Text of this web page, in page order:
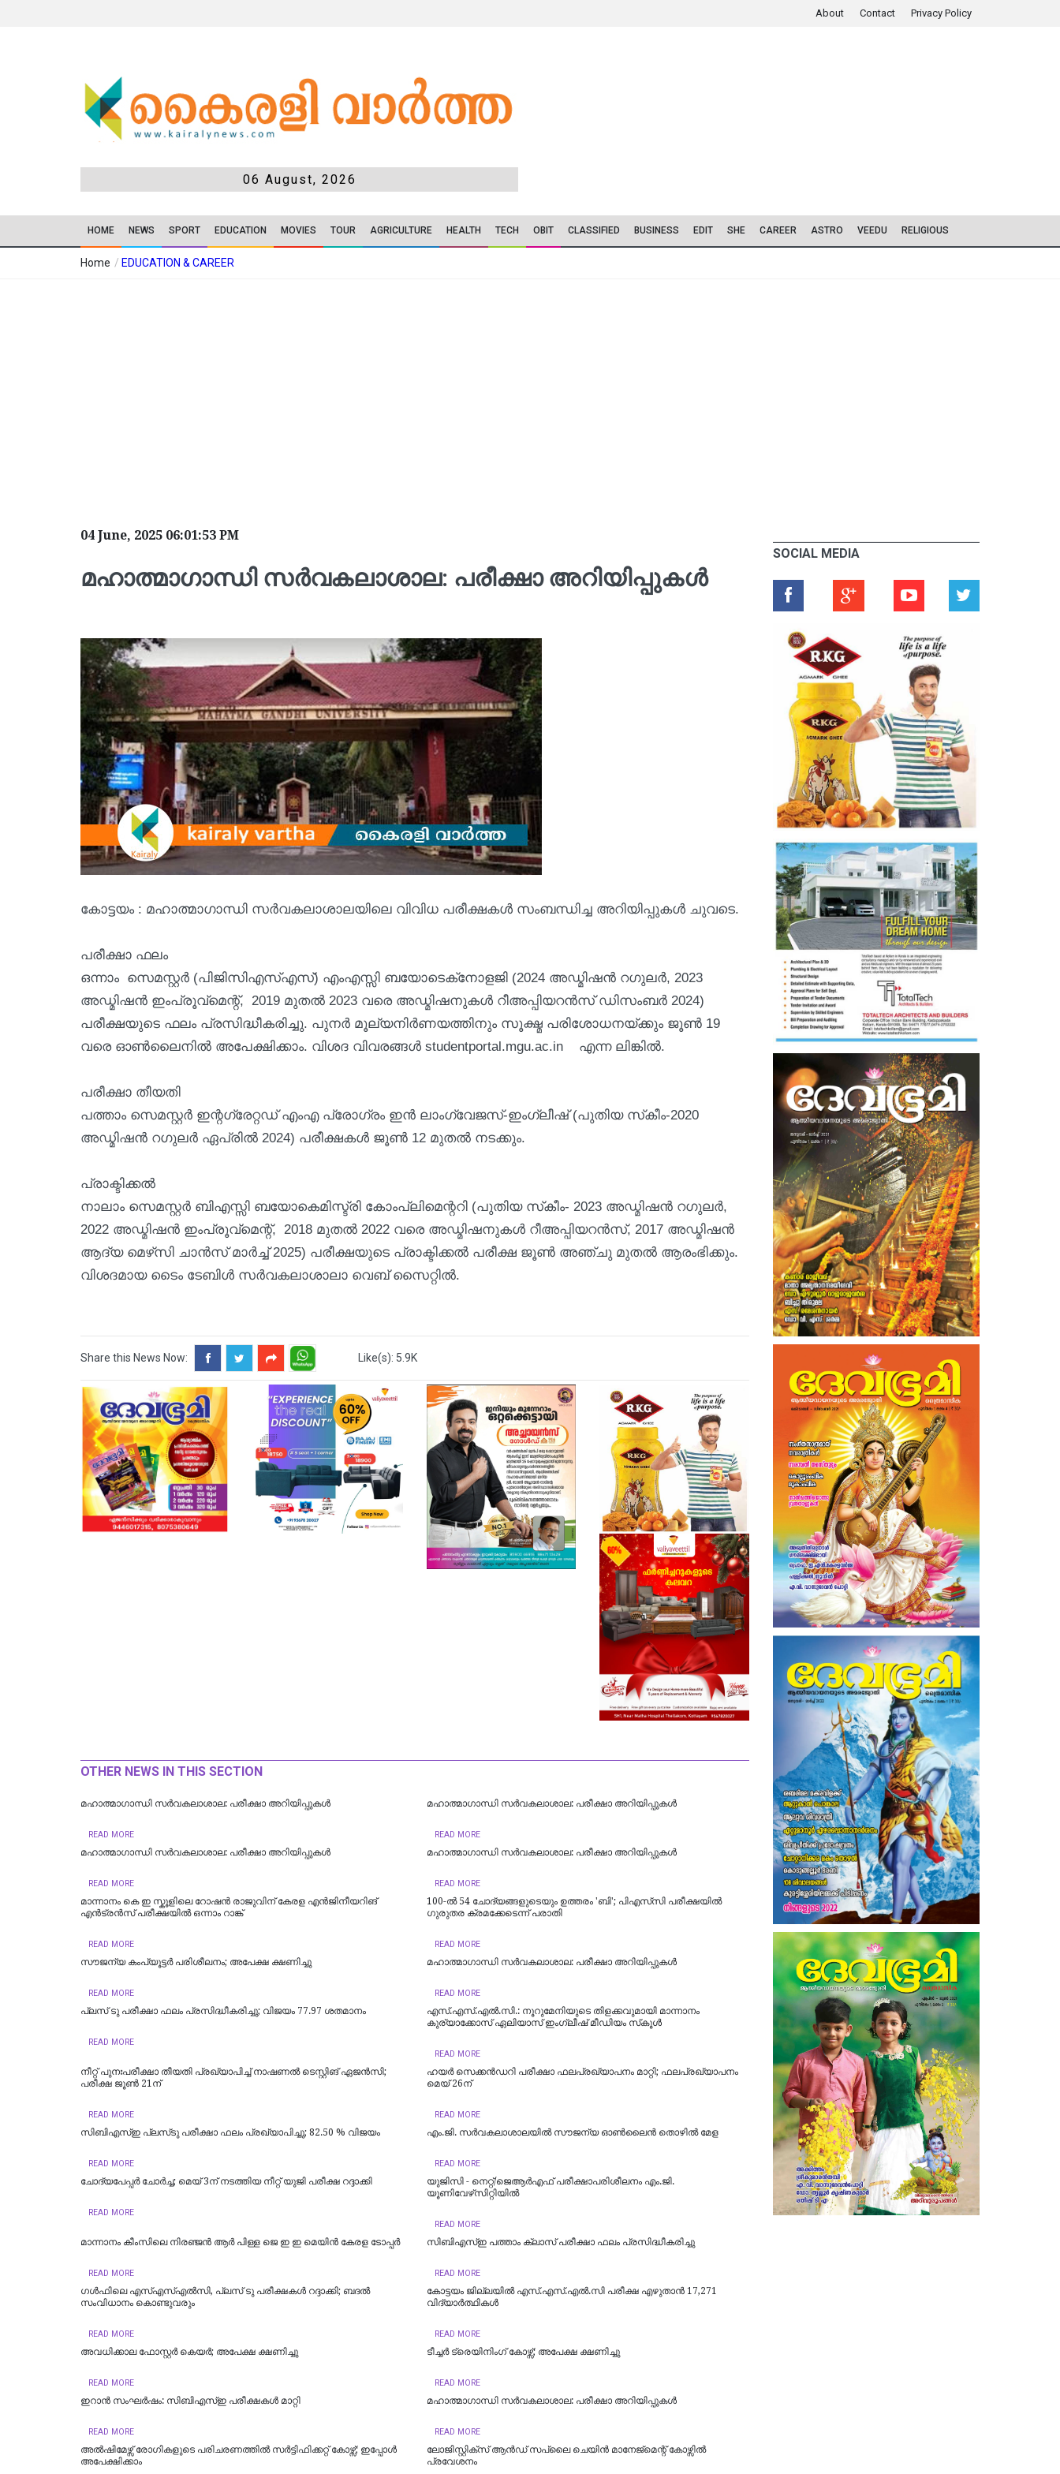
About Contact Privacy Policy
06 August, 2026
HOME NEWS SPORT EDUCATION MOVIES TOUR AGRICULTURE HEALTH TECH OBIT CLASSIFIED BUSINESS EDIT SHE CAREER ASTRO VEEDU RELIGIOUS
Home / EDUCATION & CAREER
04 June, 2025 06:01:53 PM
മഹാത്മാഗാന്ധി സർവകലാശാല: പരീക്ഷാ അറിയിപ്പുകൾ
കോട്ടയം : മഹാത്മാഗാന്ധി സർവകലാശാലയിലെ വിവിധ പരീക്ഷകൾ സംബന്ധിച്ച അറിയിപ്പുകൾ ചുവടെ.
പരീക്ഷാ ഫലം
ഒന്നാം സെമസ്റ്റര്‍ (പിജിസിഎസ്എസ്) എംഎസ്സി ബയോടെക്‌നോളജി (2024 അഡ്മിഷന്‍ റഗുലര്‍, 2023
അഡ്മിഷന്‍ ഇംപ്രൂവ്‌മെന്റ്, 2019 മുതല്‍ 2023 വരെ അഡ്മിഷനുകള്‍ റീഅപ്പിയറന്‍സ് ഡിസംബര്‍ 2024)
പരീക്ഷയുടെ ഫലം പ്രസിദ്ധീകരിച്ചു. പുനര്‍ മൂല്യനിര്‍ണയത്തിനും സൂക്ഷ്മ പരിശോധനയ്ക്കും ജൂണ്‍ 19
വരെ ഓണ്‍ലൈനില്‍ അപേക്ഷിക്കാം. വിശദ വിവരങ്ങള്‍ studentportal.mgu.ac.in എന്ന ലിങ്കില്‍.
പരീക്ഷാ തീയതി
പത്താം സെമസ്റ്റര്‍ ഇന്റഗ്രേറ്റഡ് എംഎ പ്രോഗ്രം ഇന്‍ ലാംഗ്വേജസ്-ഇംഗ്ലീഷ് (പുതിയ സ്‌കീം-2020
അഡ്മിഷന്‍ റഗുലര്‍ ഏപ്രില്‍ 2024) പരീക്ഷകള്‍ ജൂണ്‍ 12 മുതല്‍ നടക്കും.
പ്രാക്ടിക്കല്‍
നാലാം സെമസ്റ്റര്‍ ബിഎസ്സി ബയോകെമിസ്ട്രി കോംപ്ലിമെന്ററി (പുതിയ സ്‌കീം- 2023 അഡ്മിഷന്‍ റഗുലര്‍,
2022 അഡ്മിഷന്‍ ഇംപ്രൂവ്‌മെന്റ്, 2018 മുതല്‍ 2022 വരെ അഡ്മിഷനുകള്‍ റീഅപ്പിയറന്‍സ്, 2017 അഡ്മിഷന്‍
ആദ്യ മെഴ്‌സി ചാന്‍സ് മാര്‍ച്ച് 2025) പരീക്ഷയുടെ പ്രാക്ടിക്കല്‍ പരീക്ഷ ജൂണ്‍ അഞ്ചു മുതല്‍ ആരംഭിക്കും.
വിശദമായ ടൈം ടേബിള്‍ സര്‍വകലാശാലാ വെബ് സൈറ്റില്‍.
Share this News Now: Like(s): 5.9K
OTHER NEWS IN THIS SECTION
മഹാത്മാഗാന്ധി സർവകലാശാല: പരീക്ഷാ അറിയിപ്പുകൾ
READ MORE
മഹാത്മാഗാന്ധി സർവകലാശാല: പരീക്ഷാ അറിയിപ്പുകൾ
READ MORE
മഹാത്മാഗാന്ധി സർവകലാശാല: പരീക്ഷാ അറിയിപ്പുകൾ
READ MORE
മഹാത്മാഗാന്ധി സർവകലാശാല: പരീക്ഷാ അറിയിപ്പുകൾ
READ MORE
മാന്നാനം കെ ഇ സ്കൂളിലെ റോഷൻ രാജുവിന് കേരള എൻജിനീയറിങ്
എൻട്രൻസ് പരീക്ഷയിൽ ഒന്നാം റാങ്ക്
READ MORE
100-ൽ 54 ചോദ്യങ്ങളുടെയും ഉത്തരം 'ബി'; പിഎസ്‌സി പരീക്ഷയിൽ
ഗുരുതര ക്രമക്കേടെന്ന് പരാതി
READ MORE
സൗജന്യ കംപ്യൂട്ടര്‍ പരിശീലനം; അപേക്ഷ ക്ഷണിച്ചു
READ MORE
മഹാത്മാഗാന്ധി സർവകലാശാല: പരീക്ഷാ അറിയിപ്പുകൾ
READ MORE
പ്ലസ് ടു പരീക്ഷാ ഫലം പ്രസിദ്ധീകരിച്ചു; വിജയം 77.97 ശതമാനം
READ MORE
എസ്.എസ്.എൽ.സി.: നൂറുമേനിയുടെ തിളക്കവുമായി മാന്നാനം
കുര്യാക്കോസ് ഏലിയാസ് ഇംഗ്ലീഷ് മീഡിയം സ്‌കൂൾ
READ MORE
നീറ്റ് പുനഃപരീക്ഷാ തീയതി പ്രഖ്യാപിച്ച് നാഷണൽ ടെസ്റ്റിങ് ഏജൻസി;
പരീക്ഷ ജൂൺ 21ന്
READ MORE
ഹയർ സെക്കൻഡറി പരീക്ഷാ ഫലപ്രഖ്യാപനം മാറ്റി; ഫലപ്രഖ്യാപനം
മെയ് 26ന്
READ MORE
സിബിഎസ്ഇ പ്ലസ്‌ടു പരീക്ഷാ ഫലം പ്രഖ്യാപിച്ചു; 82.50 % വിജയം
READ MORE
എം.ജി. സർവകലാശാലയിൽ സൗജന്യ ഓണ്‍ലൈന്‍ തൊഴില്‍ മേള
READ MORE
ചോദ്യപേപ്പര്‍ ചോര്‍ച്ച; മെയ് 3ന് നടത്തിയ നീറ്റ് യുജി പരീക്ഷ റദ്ദാക്കി
READ MORE
യുജിസി - നെറ്റ്/ജെആർഎഫ് പരീക്ഷാപരിശീലനം എം.ജി.
യൂണിവേഴ്‌സിറ്റിയില്‍
READ MORE
മാന്നാനം കീംസിലെ നിരഞ്ജൻ ആർ പിള്ള ജെ ഇ ഇ മെയിൻ കേരള ടോപ്പർ
READ MORE
സിബിഎസ്ഇ പത്താം ക്ലാസ് പരീക്ഷാ ഫലം പ്രസിദ്ധീകരിച്ചു
READ MORE
ഗൾഫിലെ എസ്എസ്എൽസി, പ്ലസ് ടു പരീക്ഷകൾ റദ്ദാക്കി; ബദൽ
സംവിധാനം കൊണ്ടുവരും
READ MORE
കോട്ടയം ജില്ലയില്‍ എസ്.എസ്.എല്‍.സി പരീക്ഷ എഴുതാന്‍ 17,271
വിദ്യാര്‍ത്ഥികള്‍
READ MORE
അവധിക്കാല ഫോസ്റ്റര്‍ കെയര്‍; അപേക്ഷ ക്ഷണിച്ചു
READ MORE
ടീച്ചര്‍ ട്രെയിനിംഗ് കോഴ്സ്; അപേക്ഷ ക്ഷണിച്ചു
READ MORE
ഇറാൻ സംഘർഷം: സിബിഎസ്ഇ പരീക്ഷകൾ മാറ്റി
READ MORE
മഹാത്മാഗാന്ധി സർവകലാശാല: പരീക്ഷാ അറിയിപ്പുകൾ
READ MORE
അല്‍ഷിമേഴ്സ് രോഗികളുടെ പരിചരണത്തില്‍ സര്‍ട്ടിഫിക്കറ്റ് കോഴ്സ്; ഇപ്പോള്‍
അപേക്ഷിക്കാം
​ലോജിസ്റ്റിക്സ് ആൻഡ് സപ്ലൈ ചെയിൻ മാനേജ്‌മെന്റ് കോഴ്സിൽ
പ്രവേശനം
SOCIAL MEDIA